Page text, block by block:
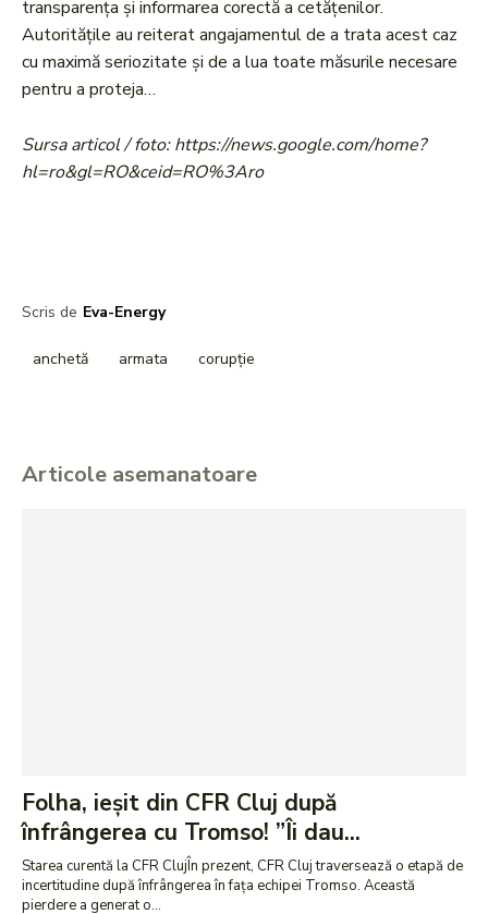
transparența și informarea corectă a cetățenilor.
Autoritățile au reiterat angajamentul de a trata acest caz
cu maximă seriozitate și de a lua toate măsurile necesare
pentru a proteja…
Sursa articol / foto: https://news.google.com/home?
hl=ro&gl=RO&ceid=RO%3Aro
Scris de Eva-Energy
anchetă armata corupție
Articole asemanatoare
Folha, ieșit din CFR Cluj după
înfrângerea cu Tromso! ”Îi dau...
Starea curentă la CFR ClujÎn prezent, CFR Cluj traversează o etapă de
incertitudine după înfrângerea în fața echipei Tromso. Această
pierdere a generat o...